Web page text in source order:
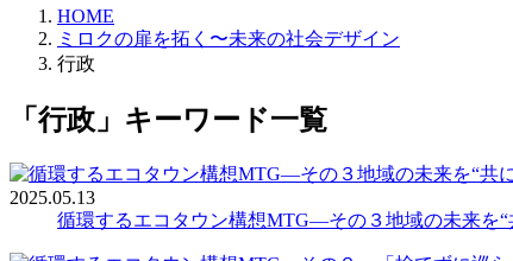
HOME
ミロクの扉を拓く〜未来の社会デザイン
行政
「行政」キーワード一覧
2025.05.13
循環するエコタウン構想MTG―その３地域の未来を